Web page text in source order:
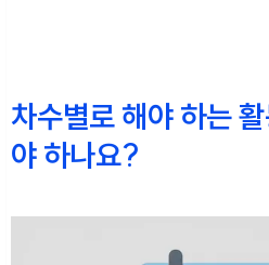
차수별로 해야 하는
야 하나요?